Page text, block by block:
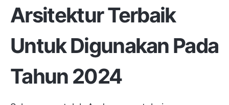
Arsitektur Terbaik
Untuk Digunakan Pada
Tahun 2024